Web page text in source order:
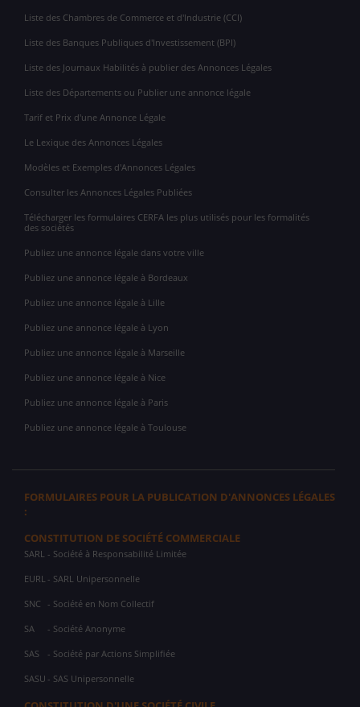
Liste des Chambres de Commerce et d'Industrie (CCI)
Liste des Banques Publiques d'Investissement (BPI)
Liste des Journaux Habilités à publier des Annonces Légales
Liste des Départements ou Publier une annonce légale
Tarif et Prix d'une Annonce Légale
Le Lexique des Annonces Légales
Modèles et Exemples d'Annonces Légales
Consulter les Annonces Légales Publiées
Télécharger les formulaires CERFA les plus utilisés pour les formalités
des sociétés
Publiez une annonce légale dans votre ville
Publiez une annonce légale à Bordeaux
Publiez une annonce légale à Lille
Publiez une annonce légale à Lyon
Publiez une annonce légale à Marseille
Publiez une annonce légale à Nice
Publiez une annonce légale à Paris
Publiez une annonce légale à Toulouse
FORMULAIRES POUR LA PUBLICATION D'ANNONCES LÉGALES
:
CONSTITUTION DE SOCIÉTÉ COMMERCIALE
SARL - Société à Responsabilité Limitée
EURL - SARL Unipersonnelle
SNC - Société en Nom Collectif
SA - Société Anonyme
SAS - Société par Actions Simplifiée
SASU - SAS Unipersonnelle